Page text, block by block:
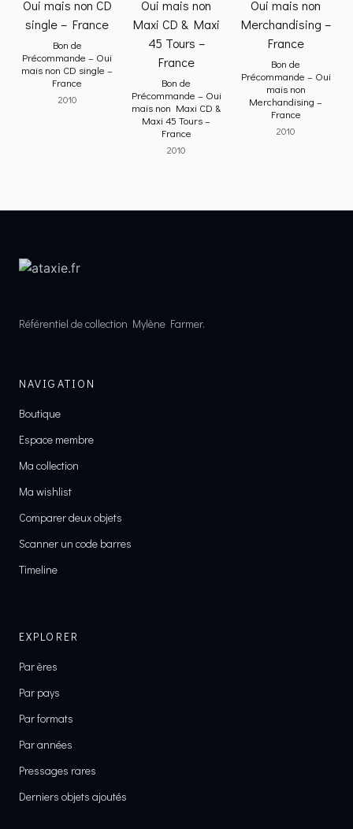
Bon de
Précommande – Oui
mais non CD single –
France
2010
Bon de
Précommande – Oui
mais non Maxi CD &
Maxi 45 Tours –
France
2010
Bon de
Précommande – Oui
mais non
Merchandising –
France
2010
Référentiel de collection Mylène Farmer.
NAVIGATION
Boutique
Espace membre
Ma collection
Ma wishlist
Comparer deux objets
Scanner un code barres
Timeline
EXPLORER
Par ères
Par pays
Par formats
Par années
Pressages rares
Derniers objets ajoutés